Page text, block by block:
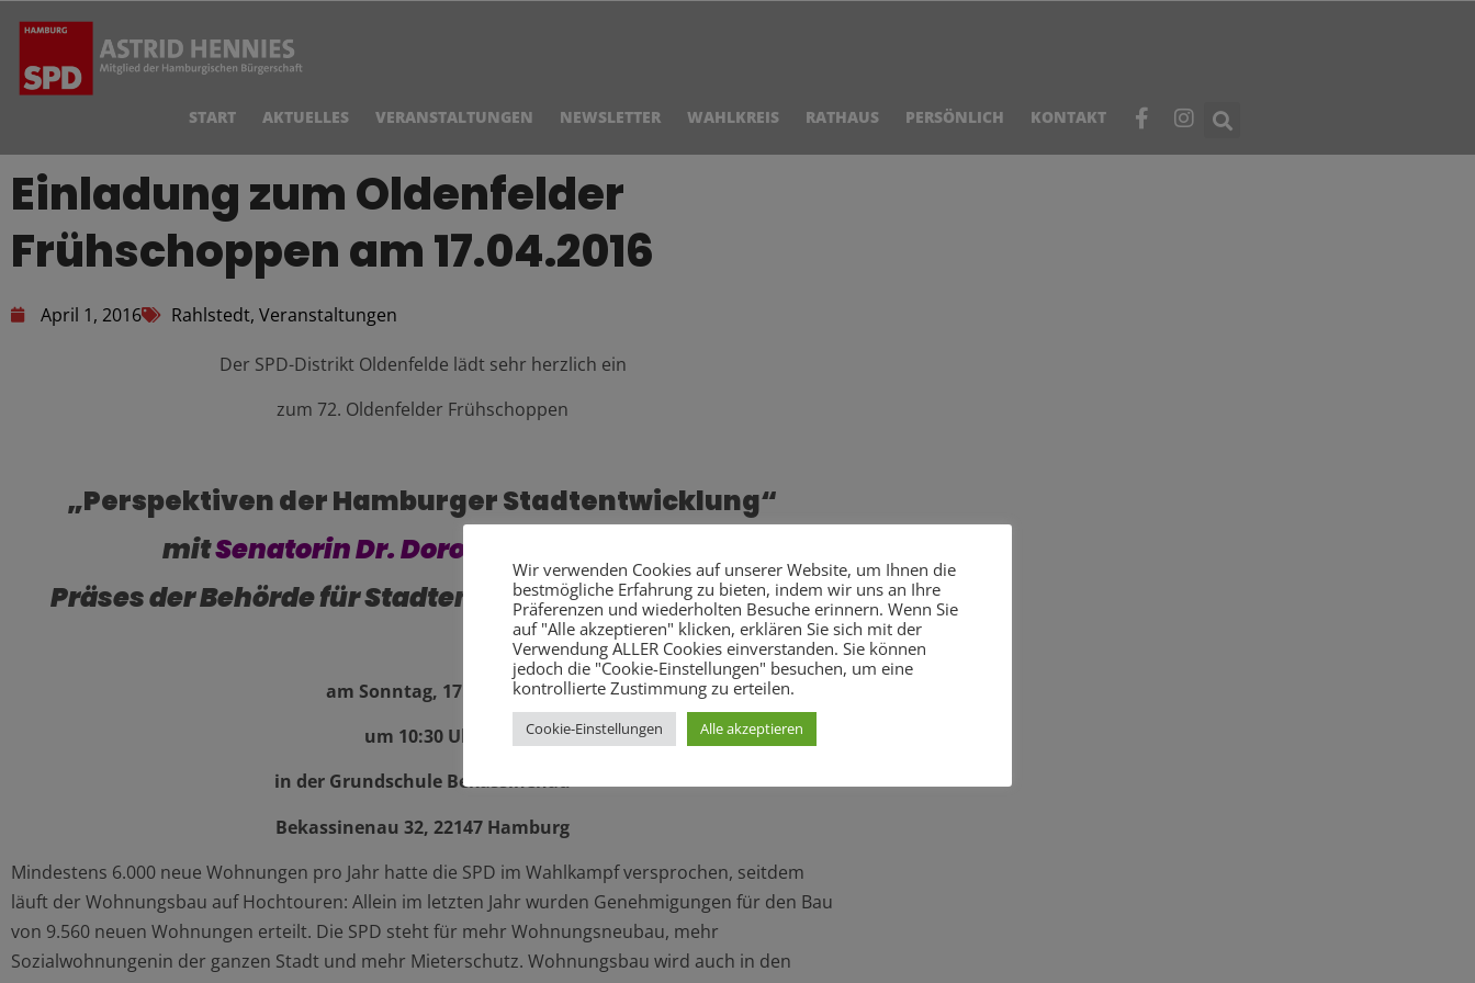
START AKTUELLES VERANSTALTUNGEN NEWSLETTER WAHLKREIS RATHAUS PERSÖNLICH KONTAKT
Einladung zum Oldenfelder
Frühschoppen am 17.04.2016
April 1, 2016 Rahlstedt, Veranstaltungen
Der SPD-Distrikt Oldenfelde lädt sehr herzlich ein
zum 72. Oldenfelder Frühschoppen
„Perspektiven der Hamburger Stadtentwicklung“
mitSenatorin Dr. Dorothee Stapelfeldt
Präses der Behörde für Stadtentwicklung und Wohnen
am Sonntag, 17. April,
um 10:30 Uhr
in der Grundschule Bekassinenau
Bekassinenau 32, 22147 Hamburg
Mindestens 6.000 neue Wohnungen pro Jahr hatte die SPD im Wahlkampf versprochen, seitdem
läuft der Wohnungsbau auf Hochtouren: Allein im letzten Jahr wurden Genehmigungen für den Bau
von 9.560 neuen Wohnungen erteilt. Die SPD steht für mehr Wohnungsneubau, mehr
Sozialwohnungenin der ganzen Stadt und mehr Mieterschutz. Wohnungsbau wird auch in den
Wir verwenden Cookies auf unserer Website, um Ihnen die
bestmögliche Erfahrung zu bieten, indem wir uns an Ihre
Präferenzen und wiederholten Besuche erinnern. Wenn Sie
auf "Alle akzeptieren" klicken, erklären Sie sich mit der
Verwendung ALLER Cookies einverstanden. Sie können
jedoch die "Cookie-Einstellungen" besuchen, um eine
kontrollierte Zustimmung zu erteilen.
Cookie-Einstellungen Alle akzeptieren